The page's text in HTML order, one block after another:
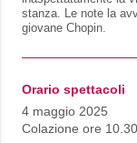
stanza. Le note la
giovane Chopin.
Orario spettacoli
4 maggio 2025
Colazione ore